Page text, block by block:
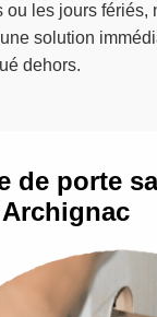
ou les jours fériés,
solution
dehors.
de porte